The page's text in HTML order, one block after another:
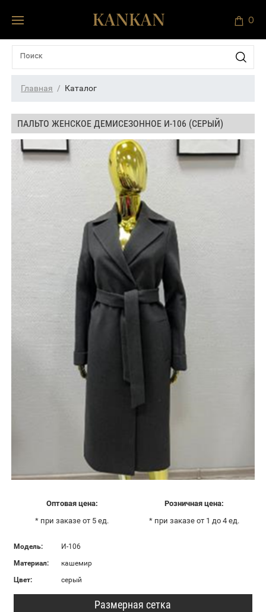
0
Главная Каталог
ПАЛЬТО ЖЕНСКОЕ ДЕМИСЕЗОННОЕ И-106 (СЕРЫЙ)
Оптовая цена:
* при заказе от 5 ед.
Розничная цена:
* при заказе от 1 до 4 ед.
Модель:
И-106
Материал:
кашемир
Цвет:
серый
Размерная сетка